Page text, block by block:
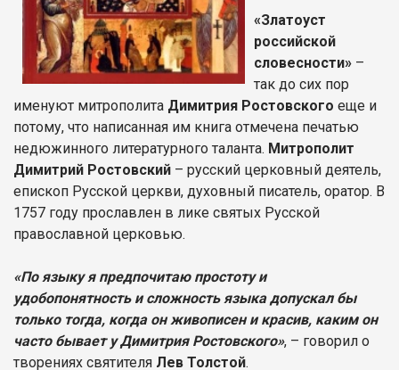
«Златоуст
российской
словесности» –
так до сих пор
именуют митрополита Димитрия Ростовского еще и
потому, что написанная им книга отмечена печатью
недюжинного литературного таланта. Митрополит
Димитрий Ростовский – русский церковный деятель,
епископ Русской церкви, духовный писатель, оратор. В
1757 году прославлен в лике святых Русской
православной церковью.
«По языку я предпочитаю простоту и
удобопонятность и сложность языка допускал бы
только тогда, когда он живописен и красив, каким он
часто бывает у Димитрия Ростовского», – говорил о
творениях святителя Лев Толстой.